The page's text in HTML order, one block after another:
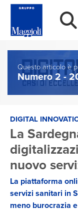
Questo articolo è
Numero 2 -
DIGITAL
La
nuovo
La piattaforma
servizi sanitari in
meno burocrazia